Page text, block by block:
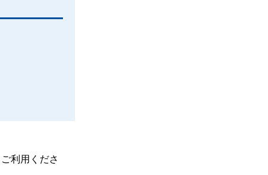
利用くださ